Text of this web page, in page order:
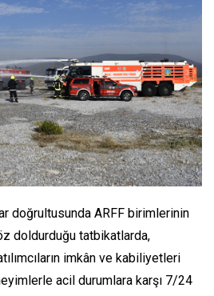
doğrultusunda ARFF birimlerinin
doldurduğu tatbikatlarda,
imkân ve kabiliyetleri
acil durumlara karşı 7/24